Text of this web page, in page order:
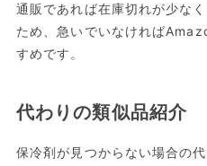
通販であれば在庫切れが少な
ため、急いでいなければ
すめです。
代わりの類似品紹介
保冷剤が見つからない場合の